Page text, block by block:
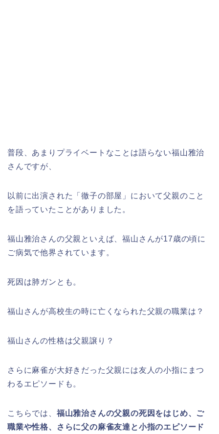
普段、あまりプライベートなことは語らない福山雅治
さんですが、
以前に出演された「徹子の部屋」において父親のこと
を語っていたことがありました。
福山雅治さんの父親といえば、福山さんが17歳の頃に
ご病気で他界されています。
死因は肺ガンとも。
福山さんが高校生の時に亡くなられた父親の職業は？
福山さんの性格は父親譲り？
さらに麻雀が大好きだった父親には友人の小指にまつ
わるエピソードも。
こちらでは、 福山雅治さんの父親の死因をはじめ、ご
職業や性格、
さらに父の麻雀友達と小指のエピソード